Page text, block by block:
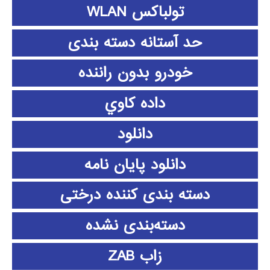
تولباکس WLAN
حد آستانه دسته بندی
خودرو بدون راننده
داده كاوي
دانلود
دانلود پايان نامه
دسته بندی کننده درختی
دسته‌بندی نشده
زاب ZAB